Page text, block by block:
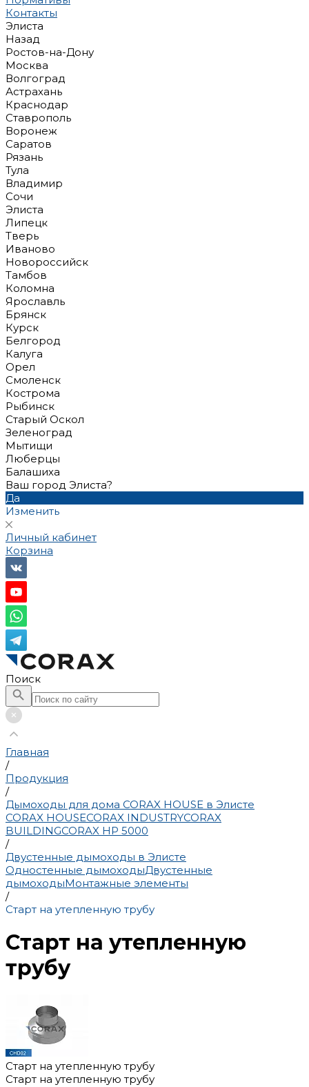
Контакты
Элиста
Назад
Ростов-на-Дону
Москва
Волгоград
Астрахань
Краснодар
Ставрополь
Воронеж
Саратов
Рязань
Тула
Владимир
Сочи
Элиста
Липецк
Тверь
Иваново
Новороссийск
Тамбов
Коломна
Ярославль
Брянск
Курск
Белгород
Калуга
Орел
Смоленск
Кострома
Рыбинск
Старый Оскол
Зеленоград
Мытищи
Люберцы
Балашиха
Ваш город Элиста?
Да
Изменить
Личный кабинет
Корзина
Поиск
Главная
/
Продукция
/
Дымоходы для дома CORAX HOUSE в Элисте
CORAX HOUSECORAX INDUSTRYCORAX
BUILDINGCORAX HP 5000
/
Двустенные дымоходы в Элисте
Одностенные дымоходыДвустенные
дымоходыМонтажные элементы
/
Старт на утепленную трубу
Старт на утепленную
трубу
Старт на утепленную трубу
Старт на утепленную трубу